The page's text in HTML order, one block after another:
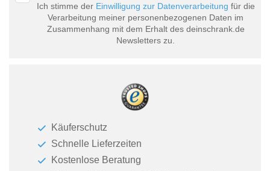
Ich stimme der Einwilligung zur Datenverarbeitung für die
Verarbeitung meiner personenbezogenen Daten im
Zusammenhang mit dem Erhalt des deinschrank.de
Newsletters zu.
Käuferschutz
Schnelle Lieferzeiten
Kostenlose Beratung